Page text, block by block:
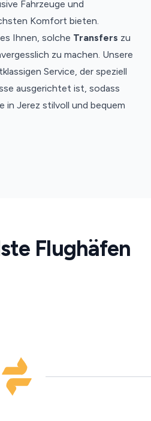
Fahrzeuge und
Komfort bieten.
Ihnen, solche Transfers zu
zu machen. Unsere
Service, der speziell
ausgerichtet ist, sodass
in Jerez stilvoll und bequem
Flughäfen